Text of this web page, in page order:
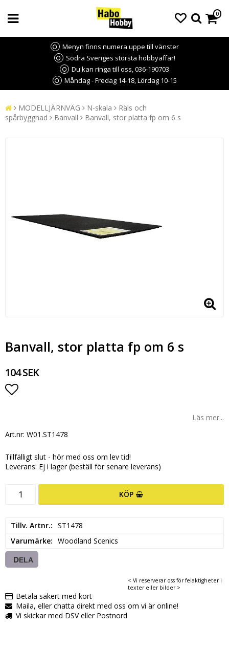
0
Menyn finns numera uppe till vänster
Södra Sveriges största hobbyaffär!
Du kan ringa till oss, 036-190703
Måndag - Fredag 14-18, Lördag 10-15
MODELLJÄRNVÄG N-skala
Räls och
spårbyggnad
Banvall Banvall, stor platta fp om 6 s
Banvall, stor platta fp om 6 s
104 SEK
Läs mer...
Art.nr: W01.ST1478
Tillfälligt slut - hör med oss om lev tid!
Leverans: Ej i lager (beställ för senare leverans)
KÖP
Tillv. Artnr.
ST1478
Varumärke
Woodland Scenics
DELA
Betala säkert med kort
Maila, eller chatta direkt med oss om vi är online!
Vi skickar med DSV eller Postnord
< Vi reserverar oss för felaktigheter i
texter eller bilder >